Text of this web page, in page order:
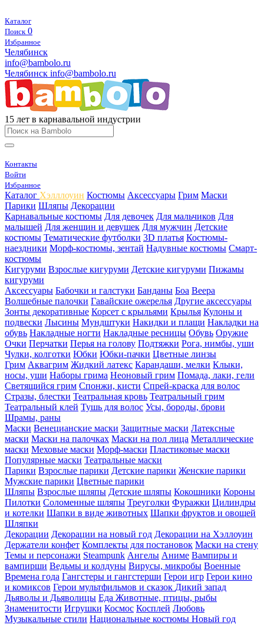
Каталог
Поиск 0
Избранное
Челябинск
info@bambolo.ru
Челябинск info@bambolo.ru
15 лет в карнавальной индустрии
Контакты
Войти
Избранное
Каталог Хэлллоуин Костюмы Аксессуары Грим Маски
Парики Шляпы Декорации
Карнавальные костюмы Для девочек Для мальчиков Для
малышей Для женщин и девушек Для мужчин Детские
костюмы Тематические футболки 3D платья Костюмы-
наездники Морф-костюмы, зентай Надувные костюмы Смарт-
костюмы
Кигуруми Взрослые кигуруми Детские кигуруми Пижамы
кигуруми
Аксессуары Бабочки и галстуки Банданы Боа Веера
Волшебные палочки Гавайские ожерелья Другие аксессуары
Зонты декоративные Корсет с крыльями Крылья Кулоны и
подвески Лысины Мундштуки Накидки и плащи Накладки на
обувь Накладные ногти Накладные ресницы Обувь Оружие
Очки Перчатки Перья на голову Подтяжки Рога, нимбы, уши
Чулки, колготки Юбки Юбки-пачки Цветные линзы
Грим Аквагрим Жидкий латекс Карандаши, мелки Клыки,
носы, уши Наборы грима Неоновый грим Помада, лаки, гели
Светящийся грим Спонжи, кисти Спрей-краска для волос
Стразы, блестки Театральная кровь Театральный грим
Театральный клей Тушь для волос Усы, бороды, брови
Шрамы, раны
Маски Венецианские маски Защитные маски Латексные
маски Маски на палочках Маски на пол лица Металлические
маски Меховые маски Морф-маски Пластиковые маски
Популярные маски Театральные маски
Парики Взрослые парики Детские парики Женские парики
Мужские парики Цветные парики
Шляпы Взрослые шляпы Детские шляпы Кокошники Короны
Пилотки Соломенные шляпы Треуголки Фуражки Цилиндры
и котелки Шапки в виде животных Шапки фруктов и овощей
Шляпки
Декорации Декорации на новый год Декорации на Хэллоуин
Держатели конфет Комплекты для постановок Маски на стену
Темы и персонажи Steampunk Ангелы Аниме Вампиры и
вампирши Ведьмы и колдуны Вирусы, микробы Военные
Времена года Гангстеры и гангстерши Герои игр Герои кино
и комиксов Герои мультфильмов и сказок Дикий запад
Дьяволы и Дьяволицы Еда Животные, птицы, рыбы
Знаменитости Игрушки Космос Косплей Любовь
Музыкальные стили Национальные костюмы Новый год